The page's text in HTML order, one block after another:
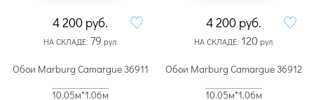
4 200 руб.
НА СКЛАДЕ: 79 рул.
4 200 руб.
НА СКЛАДЕ: 120рул.
Обои Marburg Camargue 36911
10.05м*1.06м
Обои Marburg Camargue 36912
10.05м*1.06м